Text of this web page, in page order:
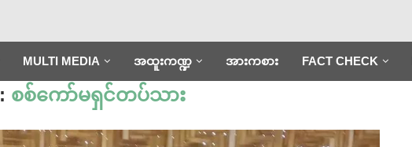
MULTI MEDIA အထူးကဏ္ဍ အားကစား FACT CHECK
စစ်ကော်မရှင်တပ်သား